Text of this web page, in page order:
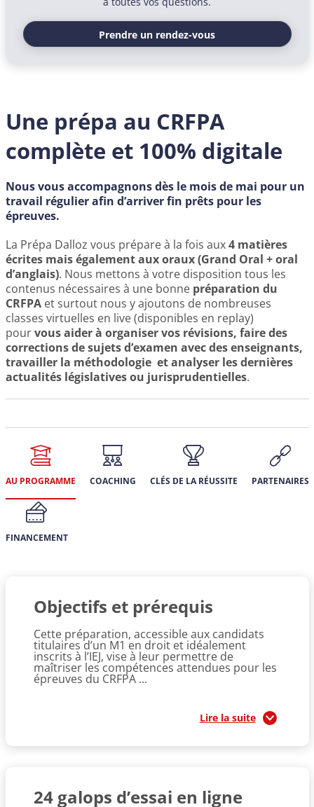
Prendre un rendez-vous
Une prépa au CRFPA
complète et 100% digitale
Nous vous accompagnons dès le mois de mai pour un
travail régulier afin d’arriver fin prêts pour les
épreuves.
La Prépa Dalloz vous prépare à la fois aux4 matières
écrites mais également aux oraux (Grand Oral + oral
d’anglais). Nous mettons à votre disposition tous les
contenus nécessaires à une bonne préparation du
CRFPAet surtout nous y ajoutons de nombreuses
classes virtuelles en live (disponibles en replay)
pourvous aider à organiser vos révisions, faire des
corrections de sujets d’examen avec des enseignants,
travailler la méthodologie et analyser les dernières
actualités législatives ou jurisprudentielles.
AU PROGRAMME COACHING CLÉS DE LA RÉUSSITE PARTENAIRES
FINANCEMENT
Objectifs et prérequis
Cette préparation, accessible aux candidats
titulaires d’un M1 en droit et idéalement
inscrits à l’IEJ, vise à leur permettre de
maîtriser les compétences attendues pour les
épreuves du CRFPA ...
Lire la suite
24 galops d’essai en ligne